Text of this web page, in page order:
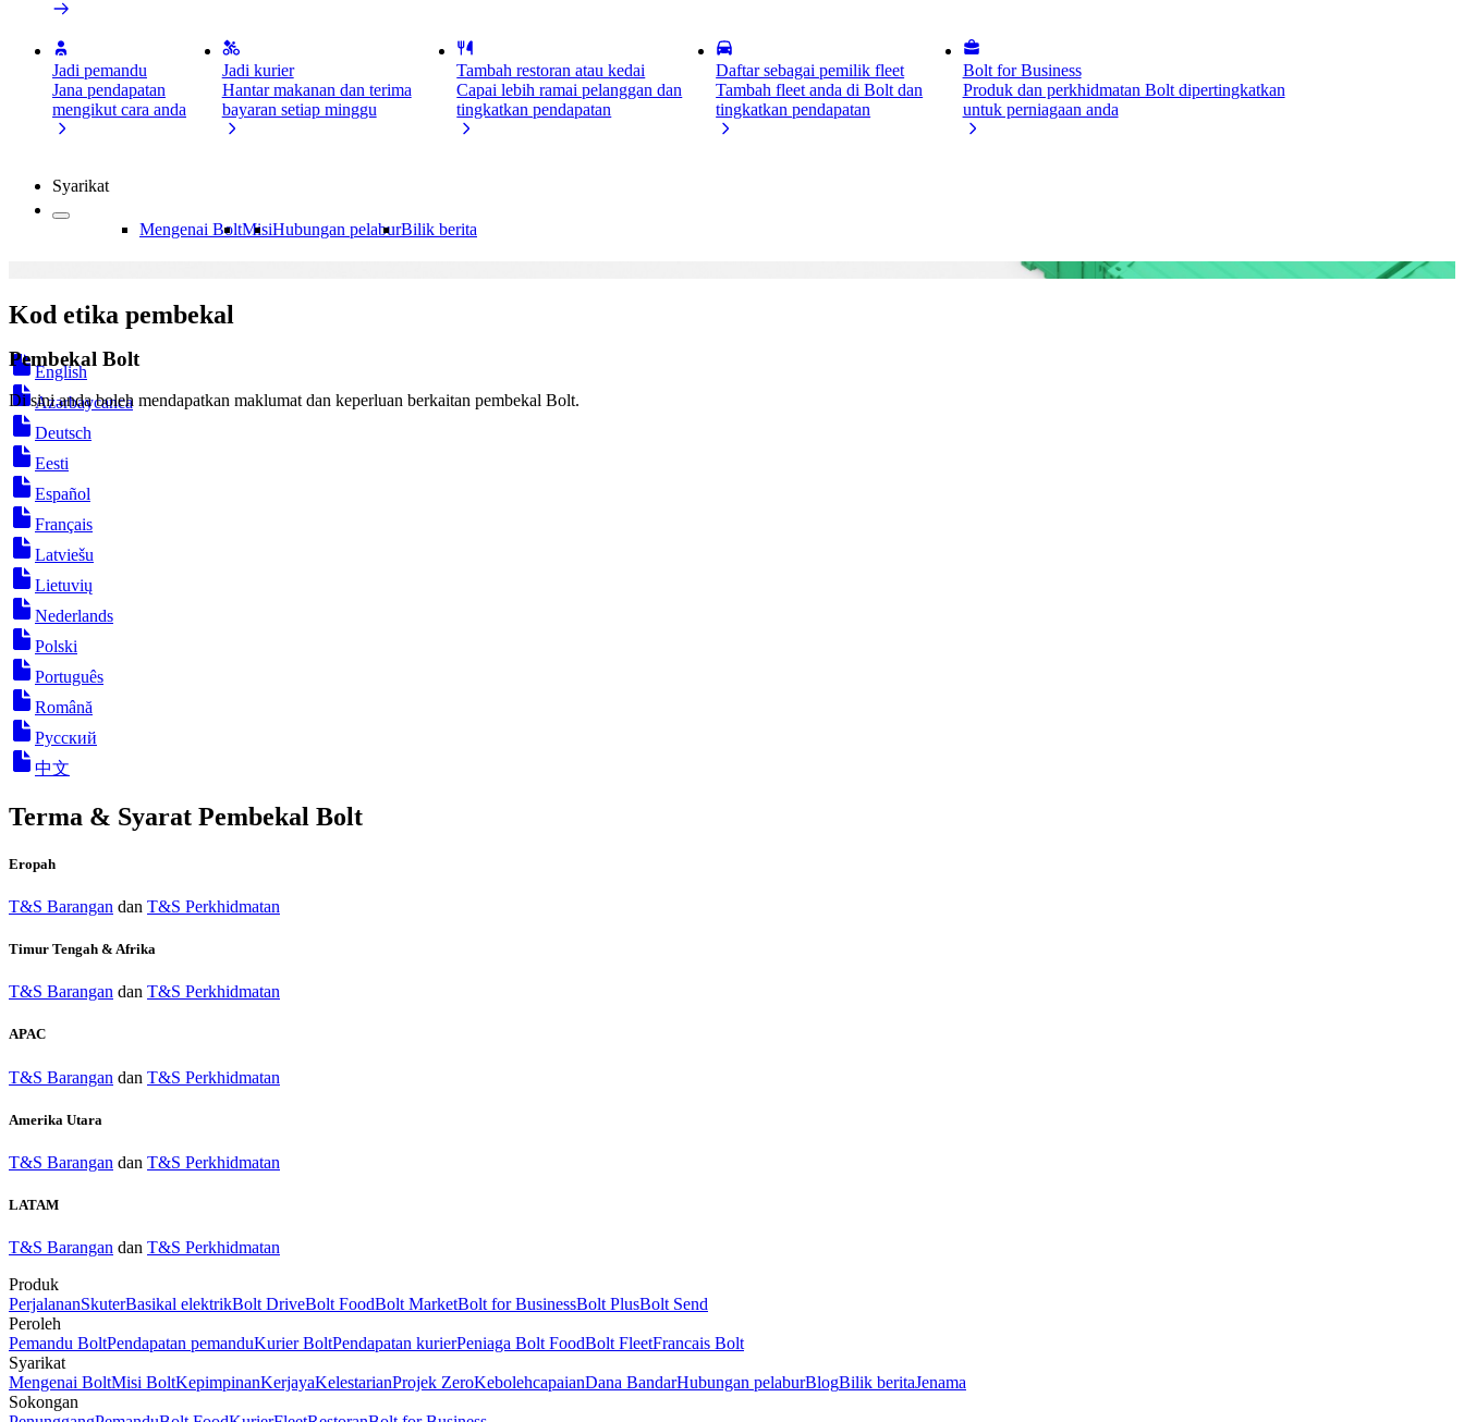
Jadi pemandu
Jana pendapatan
mengikut cara anda
Jadi kurier
Hantar makanan dan terima
bayaran setiap minggu
Tambah restoran atau kedai
Capai lebih ramai pelanggan dan
tingkatkan pendapatan
Daftar sebagai pemilik fleet
Tambah fleet anda di Bolt dan
tingkatkan pendapatan
Bolt for Business
Produk dan perkhidmatan Bolt dipertingkatkan
untuk perniagaan anda
Syarikat
Mengenai BoltMisiHubungan pelaburBilik berita
Pembekal Bolt
Di sini anda boleh mendapatkan maklumat dan keperluan berkaitan pembekal Bolt.
Kod etika pembekal
English
Azərbaycanca
Deutsch
Eesti
Español
Français
Latviešu
Lietuvių
Nederlands
Polski
Português
Română
Русский
中文
Terma & Syarat Pembekal Bolt
Eropah
T&S Barangan dan T&S Perkhidmatan
Timur Tengah & Afrika
T&S Barangan dan T&S Perkhidmatan
APAC
T&S Barangan dan T&S Perkhidmatan
Amerika Utara
T&S Barangan dan T&S Perkhidmatan
LATAM
T&S Barangan dan T&S Perkhidmatan
Produk
PerjalananSkuterBasikal elektrikBolt DriveBolt FoodBolt MarketBolt for BusinessBolt PlusBolt Send
Peroleh
Pemandu BoltPendapatan pemanduKurier BoltPendapatan kurierPeniaga Bolt FoodBolt FleetFrancais Bolt
Syarikat
Mengenai BoltMisi BoltKepimpinanKerjayaKelestarianProjek ZeroKebolehcapaianDana BandarHubungan pelaburBlogBilik beritaJenama
Sokongan